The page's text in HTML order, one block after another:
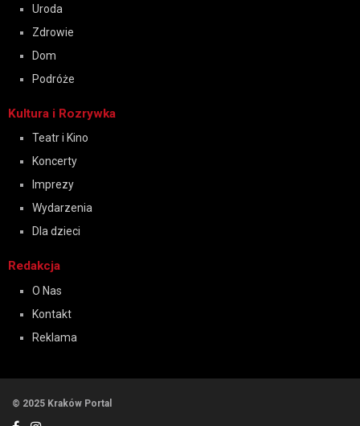
Uroda
Zdrowie
Dom
Podróże
Kultura i Rozrywka
Teatr i Kino
Koncerty
Imprezy
Wydarzenia
Dla dzieci
Redakcja
O Nas
Kontakt
Reklama
© 2025 Kraków Portal